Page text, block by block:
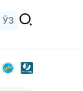
ЎЗ